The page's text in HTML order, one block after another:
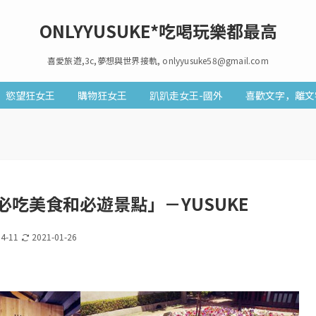
ONLYYUSUKE*吃喝玩樂都最高
喜愛旅遊,3c,夢想與世界接軌, onlyyusuke58@gmail.com
慾望狂女王 購物狂女王 趴趴走女王-國外 喜歡文字，離
吃美食和必遊景點」－YUSUKE
11 2021-01-26